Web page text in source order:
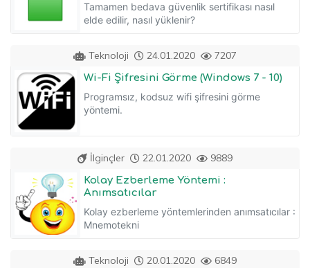
Tamamen bedava güvenlik sertifikası nasıl
elde edilir, nasıl yüklenir?
Teknoloji 24.01.2020 7207
Wi-Fi Şifresini Görme (Windows 7 - 10)
Programsız, kodsuz wifi şifresini görme
yöntemi.
İlginçler 22.01.2020 9889
Kolay Ezberleme Yöntemi :
Anımsatıcılar
Kolay ezberleme yöntemlerinden anımsatıcılar :
Mnemotekni
Teknoloji 20.01.2020 6849